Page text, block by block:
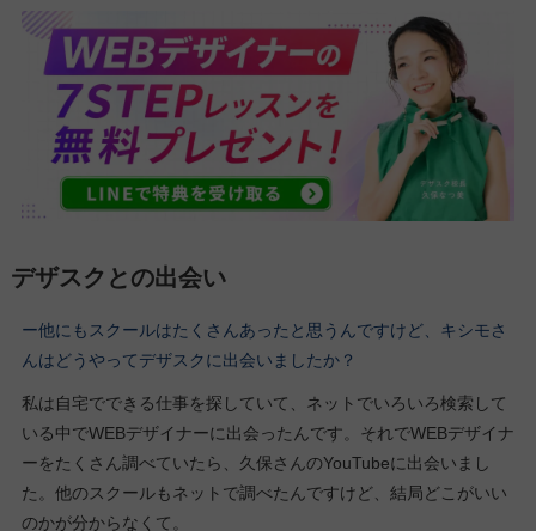
デザスクとの出会い
ー他にもスクールはたくさんあったと思うんですけど、キシモさ
んはどうやってデザスクに出会いましたか？
私は自宅でできる仕事を探していて、ネットでいろいろ検索して
いる中でWEBデザイナーに出会ったんです。それでWEBデザイナ
ーをたくさん調べていたら、久保さんのYouTubeに出会いまし
た。他のスクールもネットで調べたんですけど、結局どこがいい
のかが分からなくて。